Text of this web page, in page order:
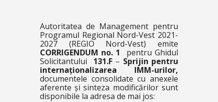
Autoritatea de Management pentru
Programul Regional Nord-Vest 2021-
2027 (REGIO Nord-Vest) emite
CORRIGENDUM no. 1
pentru Ghidul
Solicitantului 131.F – Sprijin pentru
internaționalizarea IMM-urilor,
documentele consolidate cu anexele
aferente și sinteza modificărilor sunt
disponibile la adresa de mai jos: